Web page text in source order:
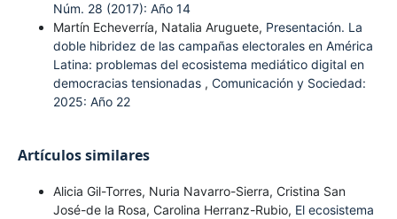
Núm. 28 (2017): Año 14
Martín Echeverría, Natalia Aruguete, Presentación. La
doble hibridez de las campañas electorales en América
Latina: problemas del ecosistema mediático digital en
democracias tensionadas , Comunicación y Sociedad:
2025: Año 22
Artículos similares
Alicia Gil-Torres, Nuria Navarro-Sierra, Cristina San
José-de la Rosa, Carolina Herranz-Rubio, El ecosistema